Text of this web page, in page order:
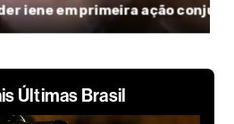
Últimas Brasil